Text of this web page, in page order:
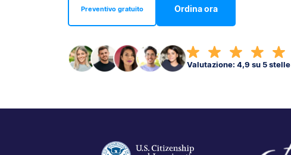
Ordina ora
Preventivo gratuito
Valutazione: 4,9 su 5 stelle